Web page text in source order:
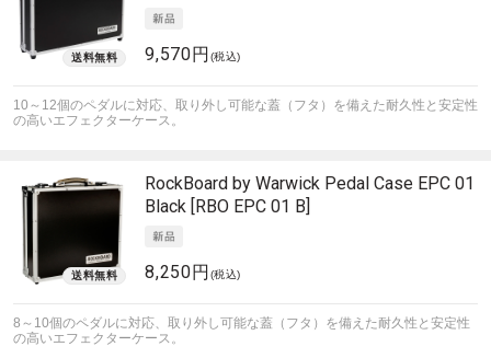
9,570円 (税込)
10～12個のペダルに対応、取り外し可能な蓋（フタ）を備えた耐久性と安定性
の高いエフェクターケース。
RockBoard by Warwick Pedal Case EPC 01
Black [RBO EPC 01 B]
8,250円 (税込)
8～10個のペダルに対応、取り外し可能な蓋（フタ）を備えた耐久性と安定性
の高いエフェクターケース。